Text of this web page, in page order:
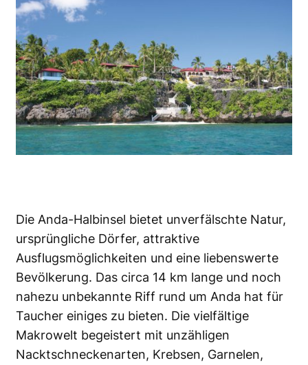
Die Anda-Halbinsel bietet unverfälschte Natur,
ursprüngliche Dörfer, attraktive
Ausflugsmöglichkeiten und eine liebenswerte
Bevölkerung. Das circa 14 km lange und noch
nahezu unbekannte Riff rund um Anda hat für
Taucher einiges zu bieten. Die vielfältige
Makrowelt begeistert mit unzähligen
Nacktschneckenarten, Krebsen, Garnelen,